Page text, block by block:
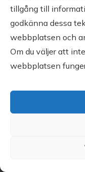
tillgång till
godkänna dessa
webbplatsen och
Om du väljer att
webbplatsen